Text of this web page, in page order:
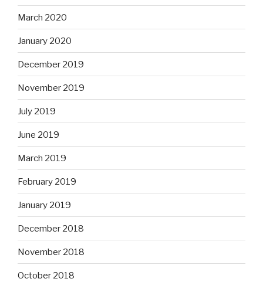
March 2020
January 2020
December 2019
November 2019
July 2019
June 2019
March 2019
February 2019
January 2019
December 2018
November 2018
October 2018